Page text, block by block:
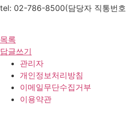
tel: 02-786-8500(담당자 직통번호
목록
답글쓰기
관리자
개인정보처리방침
이메일무단수집거부
이용약관